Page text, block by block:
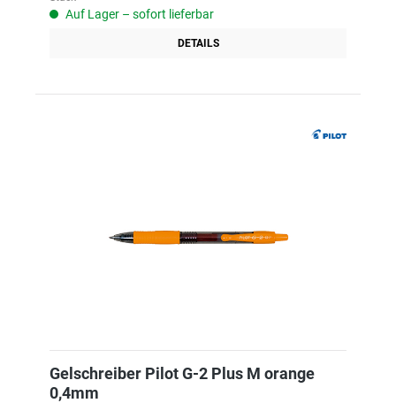
Auf Lager – sofort lieferbar
DETAILS
Gelschreiber Pilot G-2 Plus M orange
0,4mm